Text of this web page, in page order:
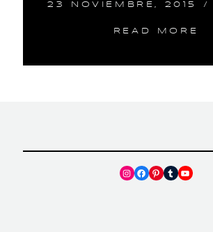
23 NOVIEMBRE, 2015 /
READ MORE
Instagram
Facebook
Pinterest
TumblrYouTube